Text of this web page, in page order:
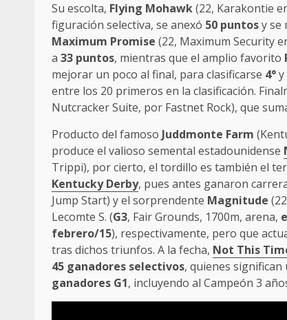
Su escolta, Flying Mohawk(22, Karakontie
figuración selectiva, se anexó 50 puntosy se
Maximum Promise (22, Maximum Security
a 33 puntos, mientras que el amplio favorito
mejorar un poco al final, para clasificarse 4°y
entre los 20 primeros en la clasificación.
Nutcracker Suite, por Fastnet Rock), que
Producto del famoso Juddmonte Farm
produce el valioso semental estadounidense
Trippi), por cierto, el tordillo es también el
Kentucky Derby, pues antes ganaron
Jump Start) y el sorprendente Magnitude
Lecomte S. (G3, Fair Grounds, 1700m, arena,
febrero/15), respectivamente, pero que
tras dichos triunfos. A la fecha, Not This
45 ganadores selectivos, quienes
ganadores G1, incluyendo al Campeón 3